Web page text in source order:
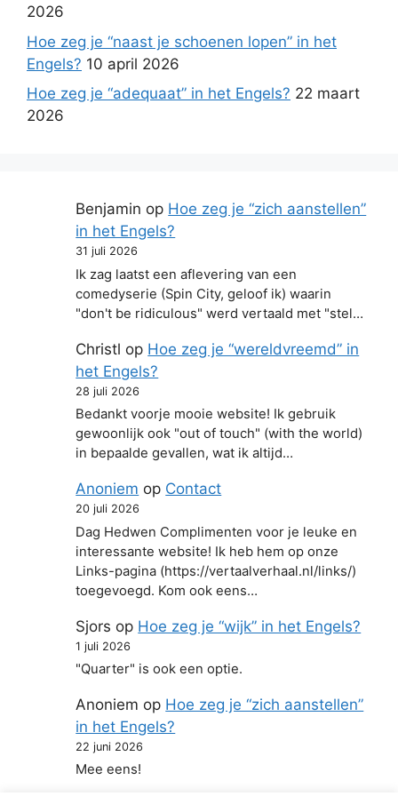
2026
Hoe zeg je “naast je schoenen lopen” in het
Engels? 10 april 2026
Hoe zeg je “adequaat” in het Engels? 22 maart
2026
Benjamin op Hoe zeg je “zich aanstellen”
in het Engels?
31 juli 2026
Ik zag laatst een aflevering van een
comedyserie (Spin City, geloof ik) waarin
"don't be ridiculous" werd vertaald met "stel…
Christl op Hoe zeg je “wereldvreemd” in
het Engels?
28 juli 2026
Bedankt voorje mooie website! Ik gebruik
gewoonlijk ook "out of touch" (with the world)
in bepaalde gevallen, wat ik altijd…
Anoniem op Contact
20 juli 2026
Dag Hedwen Complimenten voor je leuke en
interessante website! Ik heb hem op onze
Links-pagina (https://vertaalverhaal.nl/links/)
toegevoegd. Kom ook eens…
Sjors op Hoe zeg je “wijk” in het Engels?
1 juli 2026
"Quarter" is ook een optie.
Anoniem op Hoe zeg je “zich aanstellen”
in het Engels?
22 juni 2026
Mee eens!